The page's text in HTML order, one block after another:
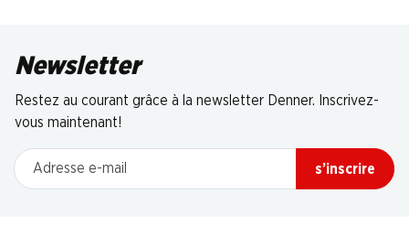
Newsletter
Restez au courant grâce à la newsletter Denner. Inscrivez-
vous maintenant!
Adresse e-mail
s’inscrire